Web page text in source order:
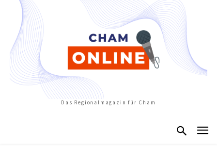
Das Regionalmagazin für Cham